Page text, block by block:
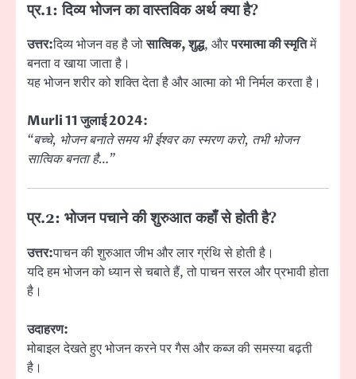
प्र.1: दिव्य भोजन का वास्तविक अर्थ क्या है?
उत्तर:दिव्य भोजन वह है जोसात्विक, शुद्ध, औरपरमात्मा की स्मृतिमें
बनता व खाया जाता है।
यह भोजन शरीर को शक्ति देता है और आत्मा को भी निर्मल करता है।
Murli 11 जुलाई 2024:
“बच्चे, भोजन बनाते समय भी ईश्वर का स्मरण करो, तभी भोजन
सात्विक बनता है…”
प्र.2: भोजन पचाने की शुरुआत कहाँ से होती है?
उत्तर:पाचन की शुरुआत जीभ और लार ग्रंथि से होती है।
यदि हम भोजन को ध्यान से चबाते हैं, तो पाचन सरल और प्रभावी होता
है।
उदाहरण:
मोबाइल देखते हुए भोजन करने पर गैस और कब्ज की समस्या बढ़ती
है।